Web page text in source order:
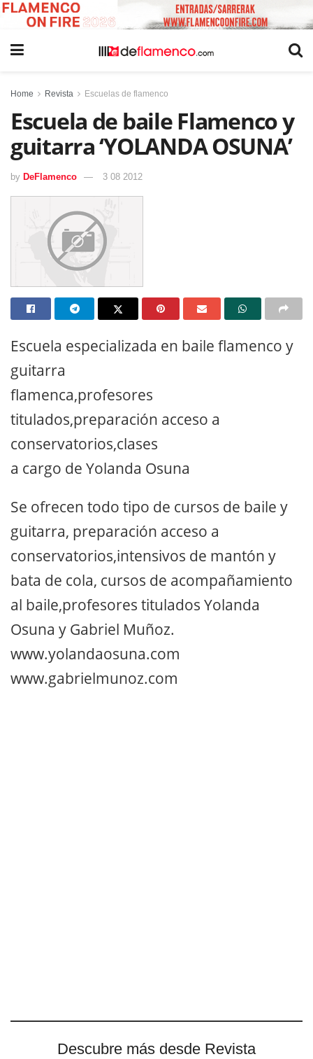
Home Revista Escuelas de flamenco
Escuela de baile Flamenco y
guitarra ‘YOLANDA OSUNA’
by DeFlamenco 3 08 2012
Escuela especializada en baile flamenco y
guitarra
flamenca,profesores
titulados,preparación acceso a
conservatorios,clases
a cargo de Yolanda Osuna
Se ofrecen todo tipo de cursos de baile y
guitarra, preparación acceso a
conservatorios,intensivos de mantón y
bata de cola, cursos de acompañamiento
al baile,profesores titulados Yolanda
Osuna y Gabriel Muñoz.
www.yolandaosuna.com
www.gabrielmunoz.com
Descubre más desde Revista